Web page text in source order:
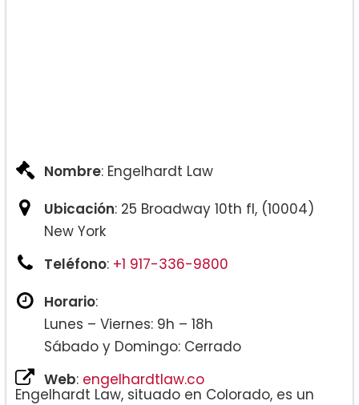
Nombre: Engelhardt Law
Ubicación: 25 Broadway 10th fl, (10004)
New York
Teléfono: +1 917-336-9800
Horario:
Lunes – Viernes: 9h – 18h
Sábado y Domingo: Cerrado
Web: engelhardtlaw.co
Engelhardt Law, situado en Colorado, es un